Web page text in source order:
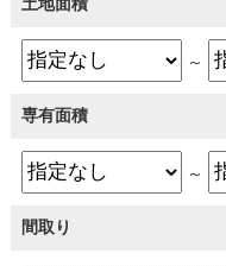
～
専有面積
～
間取り